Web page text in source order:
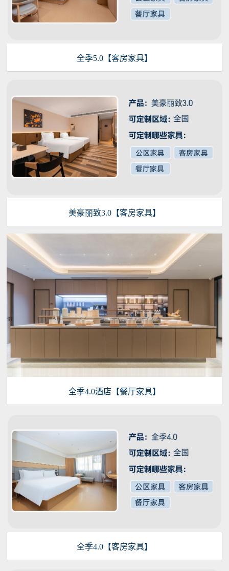
全季5.0【客房家具】
美豪丽致3.0【客房家具】
全季4.0酒店【餐厅家具】
全季4.0【客房家具】